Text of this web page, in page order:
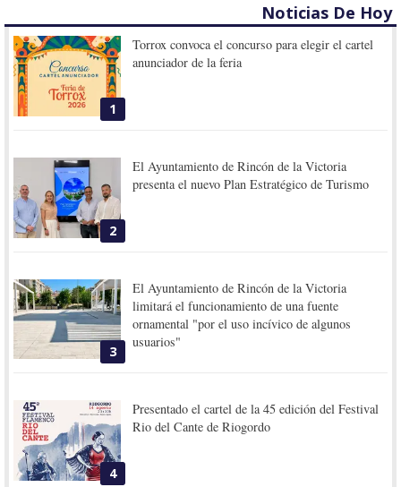
Noticias De Hoy
1
Torrox convoca el concurso para elegir el cartel
anunciador de la feria
2
El Ayuntamiento de Rincón de la Victoria
presenta el nuevo Plan Estratégico de Turismo
3
El Ayuntamiento de Rincón de la Victoria
limitará el funcionamiento de una fuente
ornamental "por el uso incívico de algunos
usuarios"
4
Presentado el cartel de la 45 edición del Festival
Rio del Cante de Riogordo